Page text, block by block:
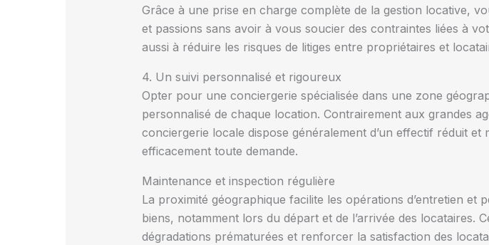
Grâce à une prise en charge complète de la gestion locative,
et passions sans avoir à vous soucier des contraintes liées à
aussi à réduire les risques de litiges entre propriétaires et
4. Un suivi personnalisé et rigoureux
Opter pour une conciergerie spécialisée dans une zone
personnalisé de chaque location. Contrairement aux grandes
conciergerie locale dispose généralement d’un effectif réduit
efficacement toute demande.
Maintenance et inspection régulière
La proximité géographique facilite les opérations d’entretien
biens, notamment lors du départ et de l’arrivée des locataires.
dégradations prématurées et renforcer la satisfaction des